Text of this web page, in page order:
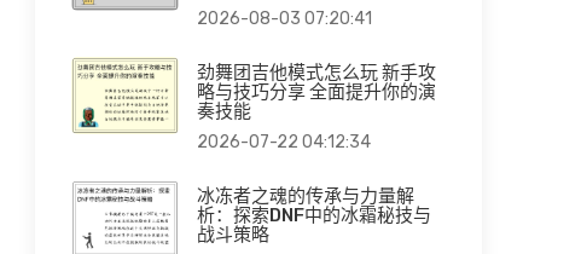
2026-08-03 07:20:41
劲舞团吉他模式怎么玩 新手攻
略与技巧分享 全面提升你的演
奏技能
2026-07-22 04:12:34
冰冻者之魂的传承与力量解
析：探索DNF中的冰霜秘技与
战斗策略